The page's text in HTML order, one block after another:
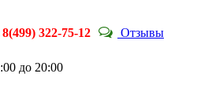
8(499) 322-75-12 Отзывы
до 20:00